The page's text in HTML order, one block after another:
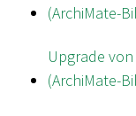
(ArchiMate-
Upgrade von
(ArchiMate-